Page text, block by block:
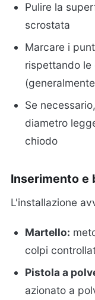
Pulire la
scrostata
Marcare i
rispettando
Se
diametro
chiodo
Inserimento e
L'installazione
Martello:
colpi
Pistola a
azionato a